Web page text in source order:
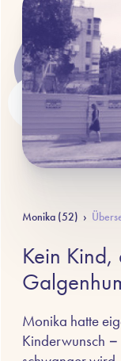
Monika (52) ›
Kein
Monika hatte
Kinderwunsch